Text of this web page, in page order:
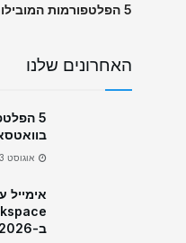
5 הפלטפורמות המובילות לבניית בוטים בוואטסאפ ב-2026
האחרונים שלנו
5
בוואטסאפ
אוגוסט 3, 2026
ב-2026